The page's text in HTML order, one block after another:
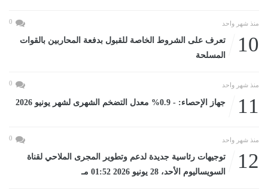
منذ شهر واحد 0
10
تعرف على الشروط الخاصة للقبول بدفعة المحاربين بالقوات
المسلحة
منذ شهر واحد 0
11 جهاز الإحصاء: - 0.9% معدل التضخم الشهرى لشهر يونيو 2026
منذ شهر واحد 0
12
توجيهات رئاسية جديدة لدعم وتطوير المجرى الملاحي لقناة
السويساليوم الأحد، 28 يونيو 2026 01:52 مـ